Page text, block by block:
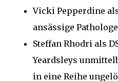
Vicki Pepperdine
ansässige
Steffan Rhodri als
Yeardsleys
in eine Reihe